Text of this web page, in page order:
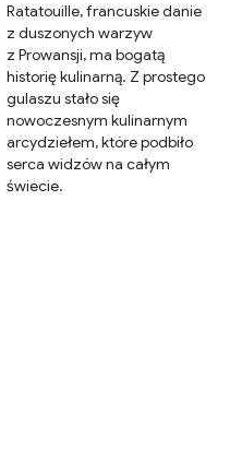
Ratatouille, francuskie danie
z duszonych warzyw
z Prowansji, ma bogatą
historię kulinarną. Z prostego
gulaszu stało się
nowoczesnym kulinarnym
arcydziełem, które podbiło
serca widzów na całym
świecie.